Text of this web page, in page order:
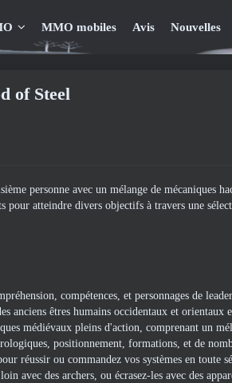
MMO mobiles Avis Nouvelles
of Steel
personne avec un mélange de mécaniques
pour atteindre divers objectifs à travers une
compétences, et personnages de
anciens êtres humains occidentaux et orientaux
médiévaux pleins d'action, comprenant un
positionnement, formations, et de
réussir ou commandez vos systèmes en toute
avec des archers, ou écrasez-les avec des